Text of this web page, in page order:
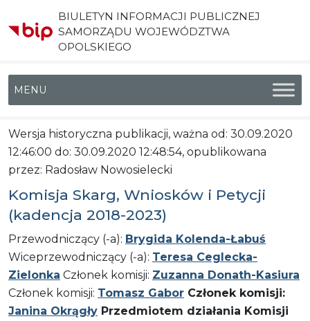
BIULETYN INFORMACJI PUBLICZNEJ
SAMORZĄDU WOJEWÓDZTWA
OPOLSKIEGO
Menu główne
Wersja historyczna publikacji, ważna od: 30.09.2020
12:46:00 do: 30.09.2020 12:48:54, opublikowana
przez: Radosław Nowosielecki
Komisja Skarg, Wniosków i Petycji
(kadencja 2018-2023)
Przewodniczący (-a): Brygida Kolenda-Łabuś
Wiceprzewodniczący (-a): Teresa Ceglecka-
Zielonka Członek komisji: Zuzanna Donath-Kasiura
Członek komisji: Tomasz Gabor Członek komisji:
Janina Okrągły Przedmiotem działania Komisji